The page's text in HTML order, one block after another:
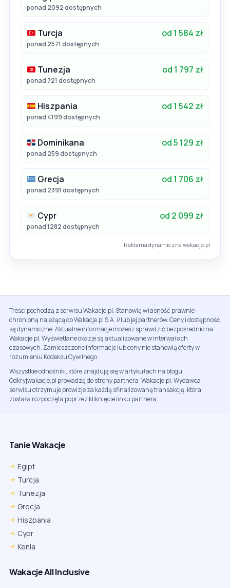
ponad 2092 dostępnych
Turcja od 1 584 zł
ponad 2571 dostępnych
Tunezja od 1 797 zł
ponad 721 dostępnych
Hiszpania od 1 542 zł
ponad 4199 dostępnych
Dominikana od 5 129 zł
ponad 259 dostępnych
Grecja od 1 706 zł
ponad 2391 dostępnych
Cypr od 2 099 zł
ponad 1282 dostępnych
Reklama dynamiczna wakacje.pl
Treści pochodzą z serwisu Wakacje.pl. Stanowią własność prawnie
chronioną należącą do Wakacje.pl S.A. i/lub jej partnerów. Ceny i dostępność
są dynamiczne. Aktualne informacje możesz sprawdzić bezpośrednio na
Wakacje.pl. Wyświetlane okazje są aktualizowane w interwałach
czasowych. Zamieszczone informacje lub ceny nie stanowią oferty w
rozumieniu Kodeksu Cywilnego.
Wszystkie odnośniki, które znajdują się w artykułach na blogu
Odkryjwakacje.pl prowadzą do strony partnera: Wakacje.pl. Wydawca
serwisu otrzymuje prowizje za każdą sfinalizowaną transakcję, która
została rozpoczęta poprzez kliknięcie linku partnera.
Tanie Wakacje
Egipt
Turcja
Tunezja
Grecja
Hiszpania
Cypr
Kenia
Wakacje All Inclusive